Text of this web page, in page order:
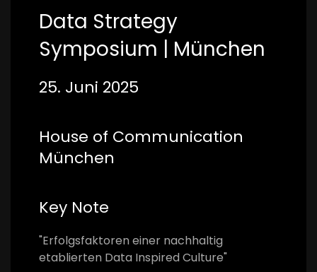
Data Strategy
Symposium | München
25. Juni 2025
House of Communication
München
Key Note
"Erfolgsfaktoren einer nachhaltig
etablierten Data Inspired Culture"